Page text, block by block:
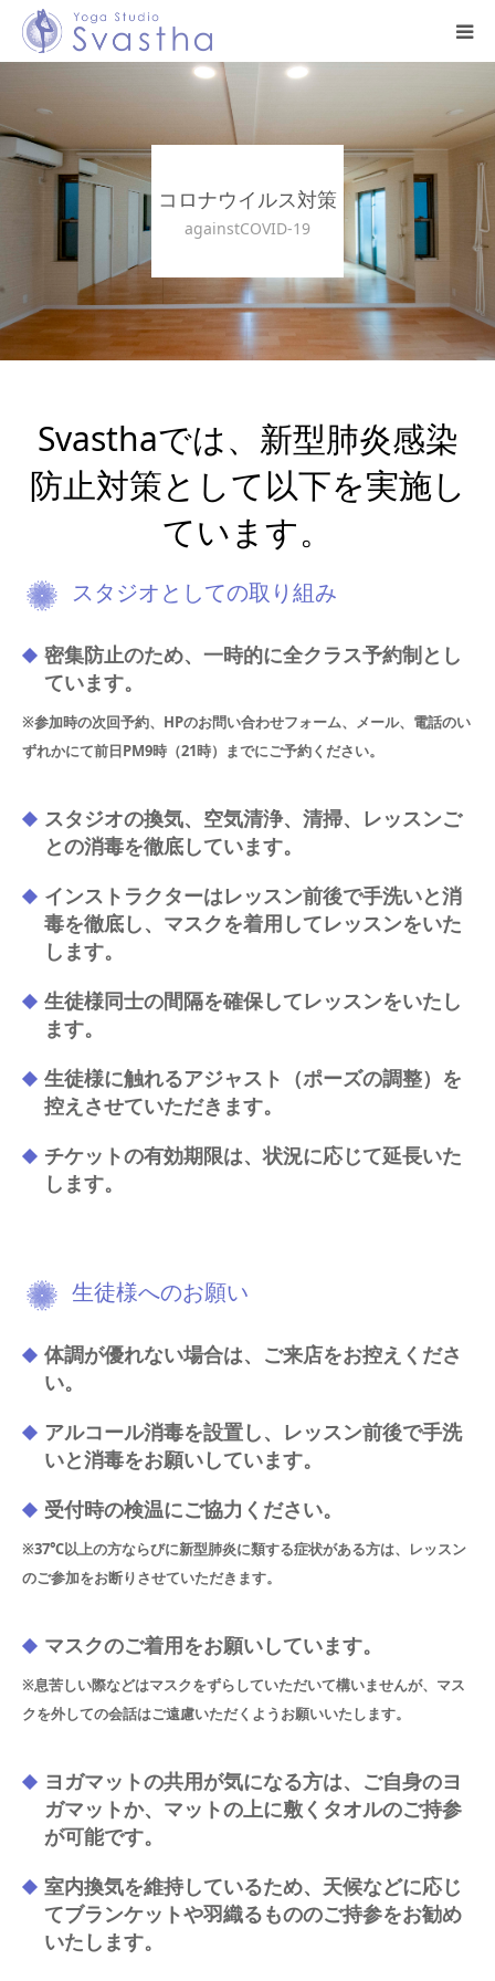
コロナウイルス対策
againstCOVID-19
Svasthaでは、新型肺炎感染
防止対策として以下を実施し
ています。
スタジオとしての取り組み
密集防止のため、一時的に全クラス予約制とし
ています。
※参加時の次回予約、HPのお問い合わせフォーム、メール、電話のい
ずれかにて前日PM9時 （21時）までにご予約ください。
スタジオの換気、空気清浄、清掃、レッスンご
との消毒を徹底しています。
インストラクターはレッスン前後で手洗いと消
毒を徹底し、マスクを着用してレッスンをいた
します。
生徒様同士の間隔を確保してレッスンをいたし
ます。
生徒様に触れるアジャスト（ポーズの調整）を
控えさせていただきます。
チケットの有効期限は、状況に応じて延長いた
します。
生徒様へのお願い
体調が優れない場合は、ご来店をお控えくださ
い。
アルコール消毒を設置し、レッスン前後で手洗
いと消毒をお願いしています。
受付時の検温にご協力ください。
※37℃以上の方ならびに新型肺炎に類する症状がある方は、レッスン
のご参加をお断りさせていただきます。
マスクのご着用をお願いしています。
※息苦しい際などはマスクをずらしていただいて構いませんが、マス
クを外しての会話はご遠慮いただくようお願いいたします。
ヨガマットの共用が気になる方は、ご自身のヨ
ガマットか、マットの上に敷くタオルのご持参
が可能です。
室内換気を維持しているため、天候などに応じ
てブランケットや羽織るもののご持参をお勧め
いたします。
料金・スケジュール
プログラム
インストラクター
スタジオ案内